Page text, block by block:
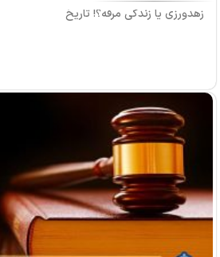
زهدورزی یا زندگی مرفه؟! تاریخ